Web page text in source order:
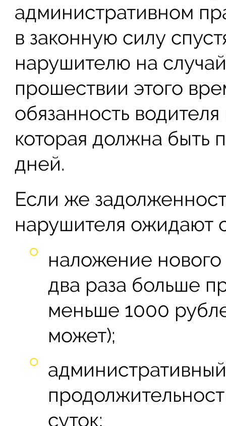
административном
в законную силу
нарушителю на
прошествии этого
обязанность
которая должна быть
дней.
Если же
нарушителя ожидают
наложение
два раза больше
меньше 1000
может);
суток;